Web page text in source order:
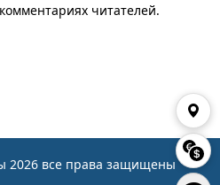
читателей.
2026 все права защищены